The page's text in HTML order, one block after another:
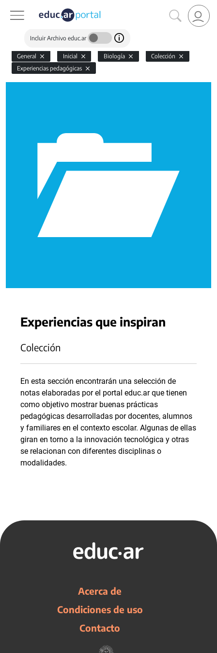
Incluir Archivo educ.ar
General Inicial Biología
Colección
Experiencias pedagógicas
Experiencias que inspiran
Colección
En esta sección encontrarán una selección de
notas elaboradas por el portal educ.ar que tienen
como objetivo mostrar buenas prácticas
pedagógicas desarrolladas por docentes, alumnos
y familiares en el contexto escolar. Algunas de ellas
giran en torno a la innovación tecnológica y otras
se relacionan con diferentes disciplinas o
modalidades.
Acerca de
Condiciones de uso
Contacto